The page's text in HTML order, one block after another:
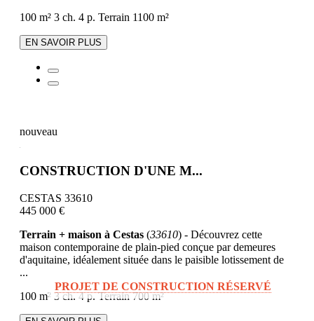
PROJET DE CONSTRUCTION RÉSERVÉ
100 m² 3 ch. 4 p. Terrain 1100 m²
EN SAVOIR PLUS
nouveau
CONSTRUCTION D'UNE M...
CESTAS 33610
445 000 €
Terrain + maison à Cestas (33610) - Découvrez cette
maison contemporaine de plain-pied conçue par demeures
d'aquitaine, idéalement située dans le paisible lotissement de
...
100 m² 3 ch. 4 p. Terrain 700 m²